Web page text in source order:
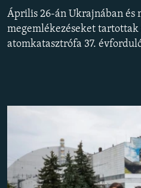
keresésre
NER15
SZABADON
TÁRSADALOM
KLÍMAVÁLTOZÁS
A MÚLT TANULSÁGAI
Április 26-án Ukrajnában és
megemlékezéseket tartottak
atomkatasztrófa 37.